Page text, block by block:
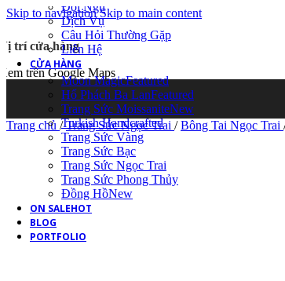
Skip to navigationSkip to main content
trí cửa hàng
trên Google Maps
Đội Ngũ
Dịch Vụ
Câu Hỏi Thường Gặp
Liên Hệ
CỬA HÀNG
Moon MagicFeatured
Hổ Phách Ba LanFeatured
Trang Sức MoissaniteNew
Turkish Handcrafted
Trang Sức Vàng
Trang Sức Bạc
Trang Sức Ngọc Trai
Trang Sức Phong Thủy
Đồng HồNew
ON SALEHOT
BLOG
PORTFOLIO
Trang chủ / Trang Sức Ngọc Trai / Bông Tai Ngọc Trai